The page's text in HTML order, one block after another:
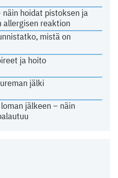
näin hoidat pistoksen ja
reaktion
mistä on
ja hoito
jälki
jälkeen – näin